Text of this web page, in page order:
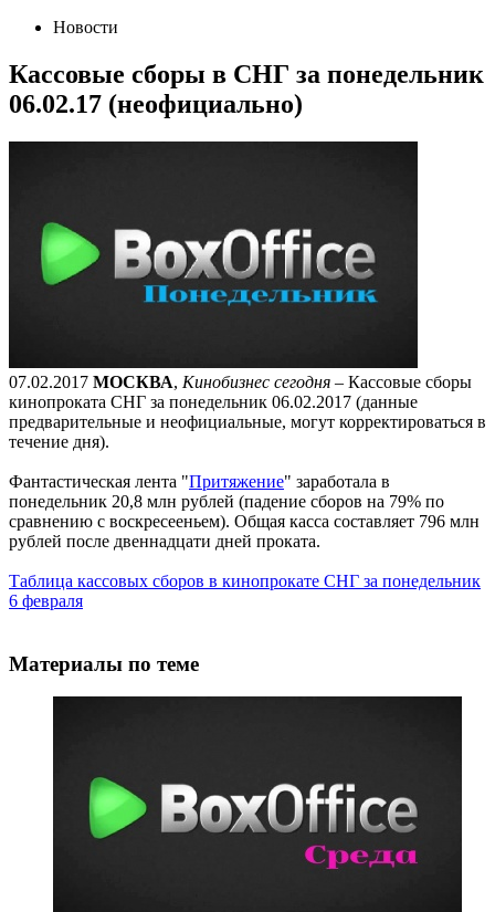
Новости
Кассовые сборы в СНГ за понедельник
06.02.17 (неофициально)
07.02.2017 МОСКВА, Кинобизнес сегодня – Кассовые сборы
кинопроката СНГ за понедельник 06.02.2017 (данные
предварительные и неофициальные, могут корректироваться в
течение дня).
Фантастическая лента "Притяжение" заработала в
понедельник 20,8 млн рублей (падение сборов на 79% по
сравнению с воскресееньем). Общая касса составляет 796 млн
рублей после двеннадцати дней проката.
Таблица кассовых сборов в кинопрокате СНГ за понедельник
6 февраля
Материалы по теме